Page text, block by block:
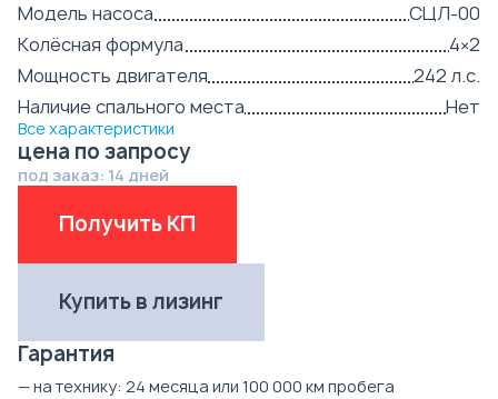
Модель насоса
СЦЛ-00
Колёсная формула
4×2
Мощность двигателя
242 л.с.
Наличие спального места
Нет
Все характеристики
цена по запросу
под заказ: 14 дней
Получить КП
Купить в лизинг
Гарантия
— на технику: 24 месяца или 100 000 км пробега